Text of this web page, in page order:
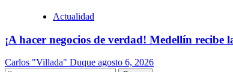
Actualidad
¡A hacer negocios de verdad! Medellín
Carlos "Villada" Duque agosto 6, 2026